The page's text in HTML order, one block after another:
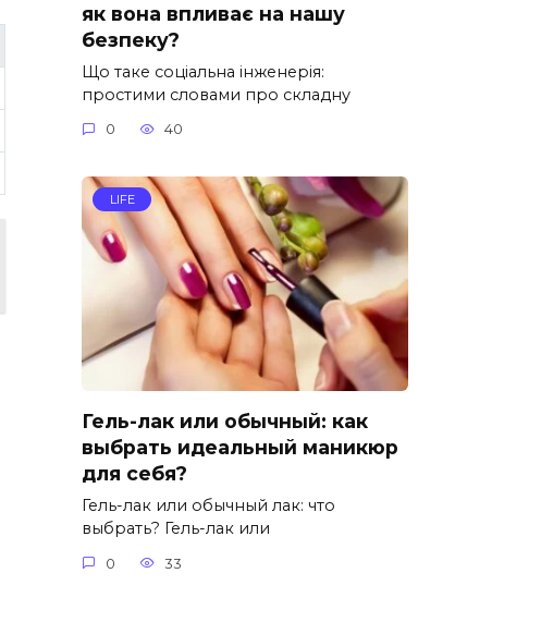
як вона впливає на нашу
безпеку?
Що таке соціальна інженерія:
простими словами про складну
0 40
LIFE
Гель-лак или обычный: как
выбрать идеальный маникюр
для себя?
Гель-лак или обычный лак: что
выбрать? Гель-лак или
0 33